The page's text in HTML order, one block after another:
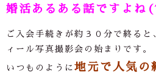
婚活あるある話ですよ
ご入会手続きが約３０分で終ると
ィール写真撮影会の始まりです。
いつものように 地元で人気の